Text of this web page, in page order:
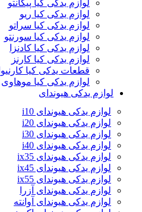
لوازم یدکی کیا پیکانتو
لوازم یدکی کیا ریو
لوازم یدکی کیا سراتو
لوازم یدکی کیا سورنتو
لوازم یدکی کیا کادنزا
لوازم یدکی کیا کارنز
قطعات یدکی کیا
لوازم یدکی کیا موهاوی
لوازم یدکی هیوندای
لوازم یدکی هیوندای i10
لوازم یدکی هیوندای i20
لوازم یدکی هیوندای i30
لوازم یدکی هیوندای i40
لوازم یدکی هیوندای ix35
لوازم یدکی هیوندای ix45
لوازم یدکی هیوندای ix55
لوازم یدکی هیوندای آزرا
لوازم یدکی هیوندای آوانته